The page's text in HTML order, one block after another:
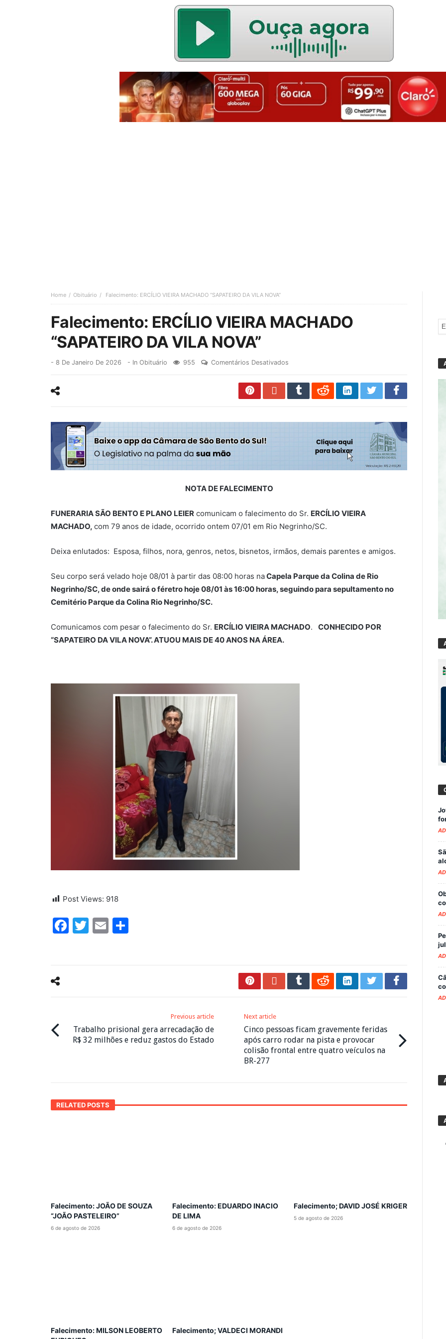
Home Obituário Falecimento: ERCÍLIO VIEIRA MACHADO “SAPATEIRO DA VILA NOVA”
Falecimento: ERCÍLIO VIEIRA MACHADO
“SAPATEIRO DA VILA NOVA”
- 8 De Janeiro De 2026 - In Obituário 955 Comentários Desativados
NOTA DE FALECIMENTO
FUNERARIA SÃO BENTO E PLANO LEIER comunicam o falecimento do Sr. ERCÍLIO VIEIRA
MACHADO, com 79 anos de idade, ocorrido ontem 07/01 em Rio Negrinho/SC.
Deixa enlutados: Esposa, filhos, nora, genros, netos, bisnetos, irmãos, demais parentes e amigos.
Seu corpo será velado hoje 08/01 à partir das 08:00 horas naCapela Parque da Colina de Rio
Negrinho/SC, de onde sairá o féretro hoje 08/01 às 16:00 horas, seguindo para sepultamento no
Cemitério Parque da Colina Rio Negrinho/SC.
Comunicamos com pesar o falecimento do Sr. ERCÍLIO VIEIRA MACHADO.
CONHECIDO POR
“SAPATEIRO DA VILA NOVA”. ATUOU MAIS DE 40 ANOS NA ÁREA.
Post Views: 918
Facebook
Twitter
Email
Previous article
Trabalho prisional gera arrecadação de
R$ 32 milhões e reduz gastos do Estado
Next article
Cinco pessoas ficam gravemente feridas
após carro rodar na pista e provocar
colisão frontal entre quatro veículos na
BR-277
RELATED POSTS
Falecimento: JOÃO DE SOUZA
“JOÃO PASTELEIRO”
6 de agosto de 2026
Falecimento: EDUARDO INACIO
DE LIMA
6 de agosto de 2026
Falecimento; DAVID JOSÉ KRIGER
5 de agosto de 2026
Falecimento: MILSON LEOBERTO
Falecimento; VALDECI MORANDI